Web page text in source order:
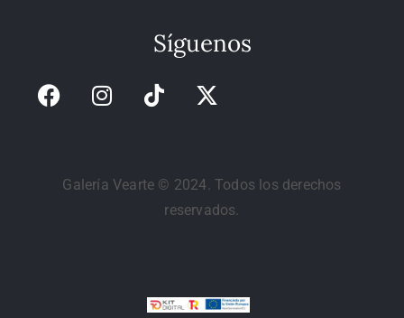
Síguenos
Galería Vearte © 2024. Todos los derechos
reservados.